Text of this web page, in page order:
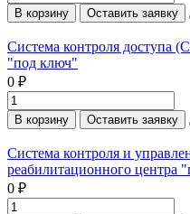
В корзину Оставить заявку
Система контроля доступа
"под ключ"
0 ₽
В корзину Оставить заявку
Система контроля и
реабилитационного центра
0 ₽